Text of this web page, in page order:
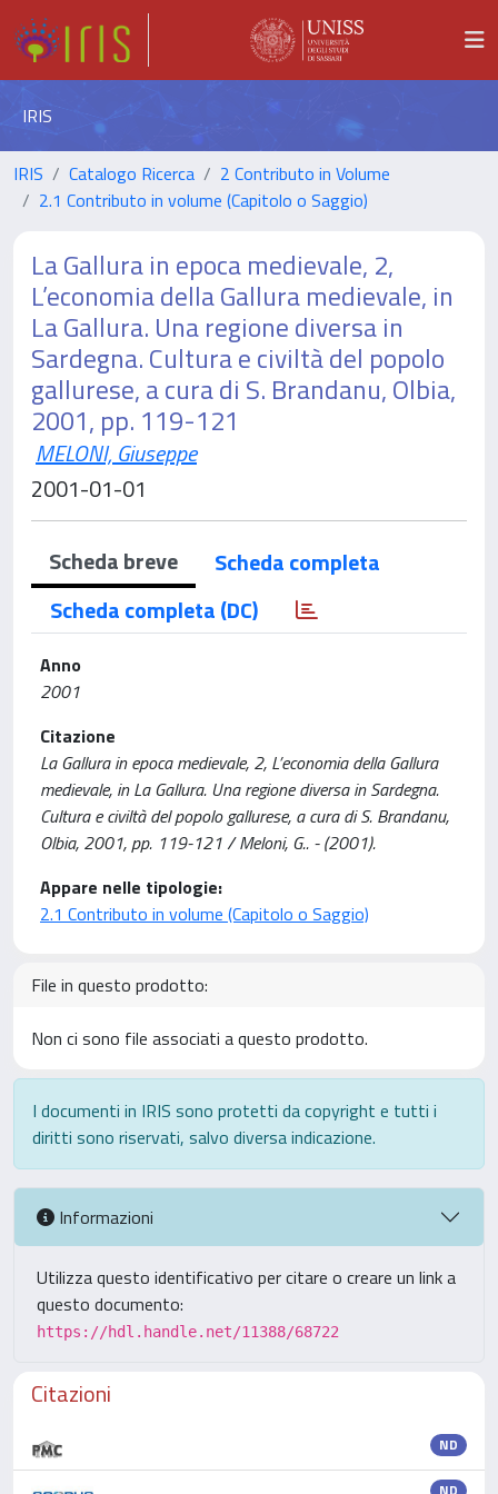
IRIS
IRIS Catalogo Ricerca
2 Contributo in Volume
2.1 Contributo in volume (Capitolo o Saggio)
La Gallura in epoca medievale, 2,
L’economia della Gallura medievale, in
La Gallura. Una regione diversa in
Sardegna. Cultura e civiltà del popolo
gallurese, a cura di S. Brandanu, Olbia,
2001, pp. 119-121
MELONI, Giuseppe
2001-01-01
Scheda breve
Scheda completa
Scheda completa (DC)
Anno
2001
Citazione
La Gallura in epoca medievale, 2, L’economia della Gallura
medievale, in La Gallura. Una regione diversa in Sardegna.
Cultura e civiltà del popolo gallurese, a cura di S. Brandanu,
Olbia, 2001, pp. 119-121 / Meloni, G.. - (2001).
Appare nelle tipologie:
2.1 Contributo in volume (Capitolo o Saggio)
File in questo prodotto:
Non ci sono file associati a questo prodotto.
I documenti in IRIS sono protetti da copyright e tutti i
diritti sono riservati, salvo diversa indicazione.
Informazioni
Utilizza questo identificativo per citare o creare un link a
questo documento:
https://hdl.handle.net/11388/68722
Citazioni
ND